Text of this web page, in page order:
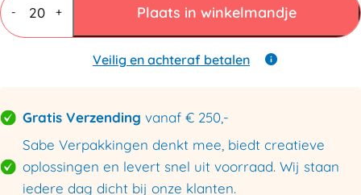
-
4
mm
+ Plaats in winkelmandje
Veilig en achteraf betalen
Gratis Verzending vanaf € 250,-
Sabe Verpakkingen denkt mee, biedt creatieve
oplossingen en levert snel uit voorraad. Wij staan
iedere dag dicht bij onze klanten.